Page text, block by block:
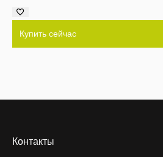
Купить сейчас
Контакты